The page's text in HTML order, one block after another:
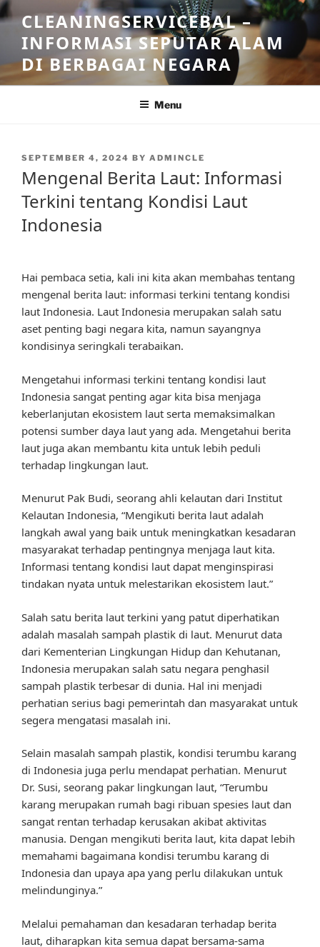
Skip
to
content
CLEANINGSERVICEBAL –
INFORMASI SEPUTAR ALAM
DI BERBAGAI NEGARA
Menu
POSTED
SEPTEMBER 4, 2024 BY ADMINCLE
Mengenal Berita Laut: Informasi
Terkini tentang Kondisi Laut
Indonesia
Hai pembaca setia, kali ini kita akan membahas tentang
mengenal berita laut: informasi terkini tentang kondisi
laut Indonesia. Laut Indonesia merupakan salah satu
aset penting bagi negara kita, namun sayangnya
kondisinya seringkali terabaikan.
Mengetahui informasi terkini tentang kondisi laut
Indonesia sangat penting agar kita bisa menjaga
keberlanjutan ekosistem laut serta memaksimalkan
potensi sumber daya laut yang ada. Mengetahui berita
laut juga akan membantu kita untuk lebih peduli
terhadap lingkungan laut.
Menurut Pak Budi, seorang ahli kelautan dari Institut
Kelautan Indonesia, “Mengikuti berita laut adalah
langkah awal yang baik untuk meningkatkan kesadaran
masyarakat terhadap pentingnya menjaga laut kita.
Informasi tentang kondisi laut dapat menginspirasi
tindakan nyata untuk melestarikan ekosistem laut.”
Salah satu berita laut terkini yang patut diperhatikan
adalah masalah sampah plastik di laut. Menurut data
dari Kementerian Lingkungan Hidup dan Kehutanan,
Indonesia merupakan salah satu negara penghasil
sampah plastik terbesar di dunia. Hal ini menjadi
perhatian serius bagi pemerintah dan masyarakat untuk
segera mengatasi masalah ini.
Selain masalah sampah plastik, kondisi terumbu karang
di Indonesia juga perlu mendapat perhatian. Menurut
Dr. Susi, seorang pakar lingkungan laut, “Terumbu
karang merupakan rumah bagi ribuan spesies laut dan
sangat rentan terhadap kerusakan akibat aktivitas
manusia. Dengan mengikuti berita laut, kita dapat lebih
memahami bagaimana kondisi terumbu karang di
Indonesia dan upaya apa yang perlu dilakukan untuk
melindunginya.”
Melalui pemahaman dan kesadaran terhadap berita
laut, diharapkan kita semua dapat bersama-sama